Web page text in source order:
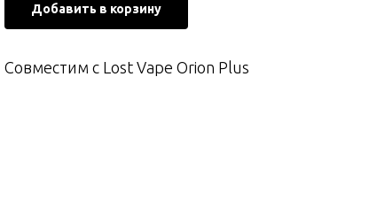
Добавить в корзину
Совместим с Lost Vape Orion Plus